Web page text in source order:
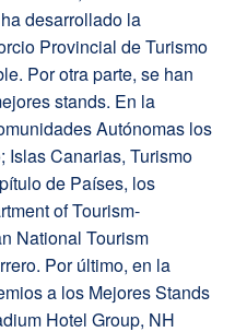
desarrollado la
Provincial de Turismo
Por otra parte, se han
stands. En la
Autónomas los
Islas Canarias, Turismo
de Países, los
of Tourism-
National Tourism
Por último, en la
a los Mejores Stands
Hotel Group, NH